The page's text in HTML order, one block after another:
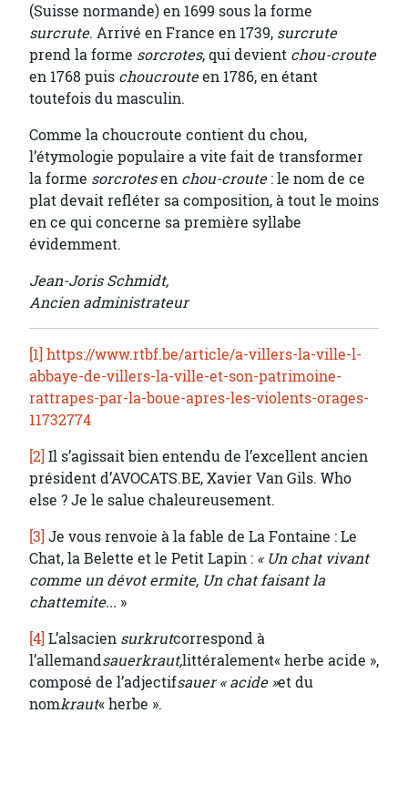
(Suisse normande) en 1699 sous la forme
surcrute. Arrivé en France en 1739, surcrute
prend la forme sorcrotes, qui devient chou-croute
en 1768 puis choucrouteen 1786, en étant
toutefois du masculin.
Comme la choucroute contient du chou,
l’étymologie populaire a vite fait de transformer
la forme sorcrotesen chou-croute: le nom de ce
plat devait refléter sa composition, à tout le moins
en ce qui concerne sa première syllabe
évidemment.
Jean-Joris Schmidt,
Ancien administrateur
[1] https://www.rtbf.be/article/a-villers-la-ville-l-
abbaye-de-villers-la-ville-et-son-patrimoine-
rattrapes-par-la-boue-apres-les-violents-orages-
11732774
[2] Il s’agissait bien entendu de l’excellent ancien
président d’AVOCATS.BE, Xavier Van Gils. Who
else ? Je le salue chaleureusement.
[3] Je vous renvoie à la fable de La Fontaine : Le
Chat, la Belette et le Petit Lapin : « Un chat vivant
comme un dévot ermite, Un chat faisant la
chattemite... »
[4] L’alsacien surkrutcorrespond à
l’allemandsauerkraut,littéralement« herbe acide »,
composé de l’adjectifsauer « acide »et du
nomkraut« herbe ».